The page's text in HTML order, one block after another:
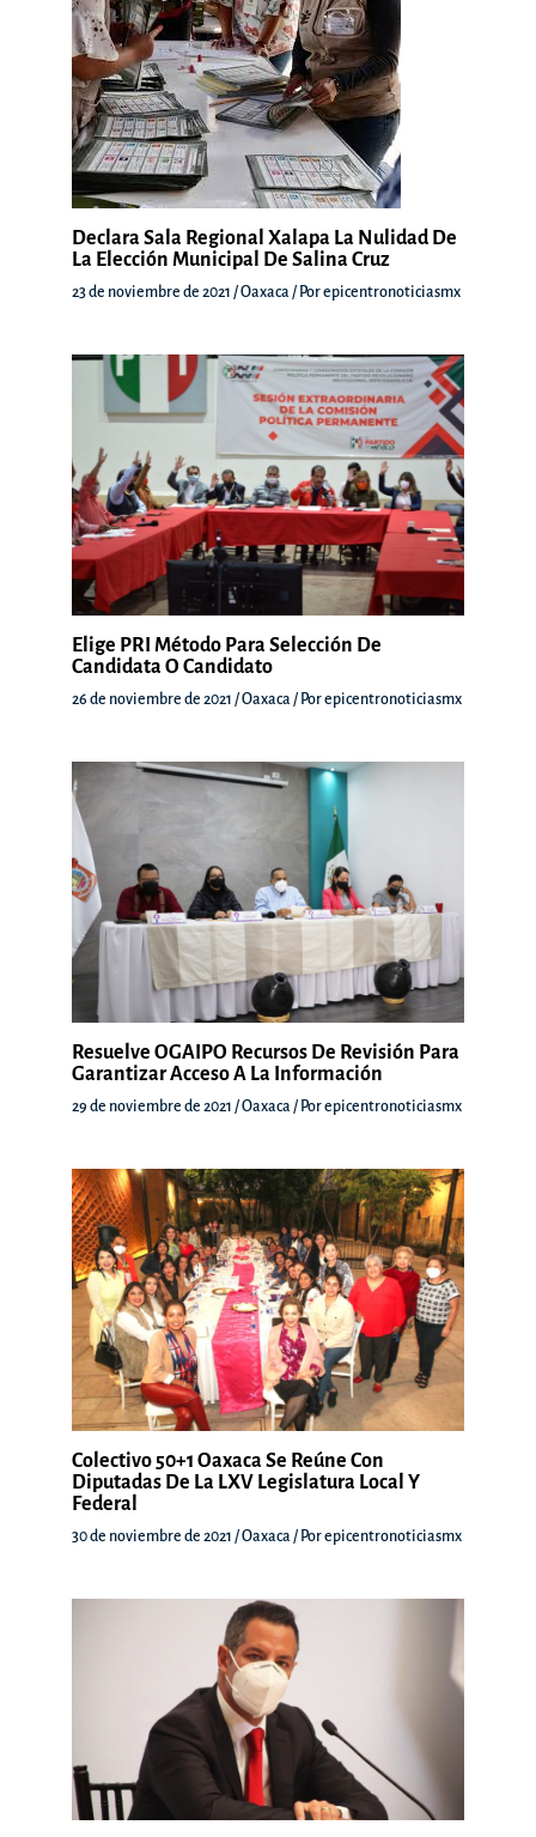
Declara Sala Regional Xalapa La Nulidad De
La Elección Municipal De Salina Cruz
23 de noviembre de 2021 /Oaxaca / Porepicentronoticiasmx
Elige PRI Método Para Selección De
Candidata O Candidato
26 de noviembre de 2021 /Oaxaca / Porepicentronoticiasmx
Resuelve OGAIPO Recursos De Revisión Para
Garantizar Acceso A La Información
29 de noviembre de 2021 /Oaxaca / Porepicentronoticiasmx
Colectivo 50+1 Oaxaca Se Reúne Con
Diputadas De La LXV Legislatura Local Y
Federal
30 de noviembre de 2021 /Oaxaca / Porepicentronoticiasmx